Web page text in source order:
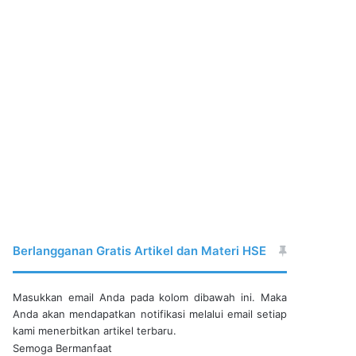
Berlangganan Gratis Artikel dan Materi HSE
Masukkan email Anda pada kolom dibawah ini. Maka
Anda akan mendapatkan notifikasi melalui email setiap
kami menerbitkan artikel terbaru.
Semoga Bermanfaat